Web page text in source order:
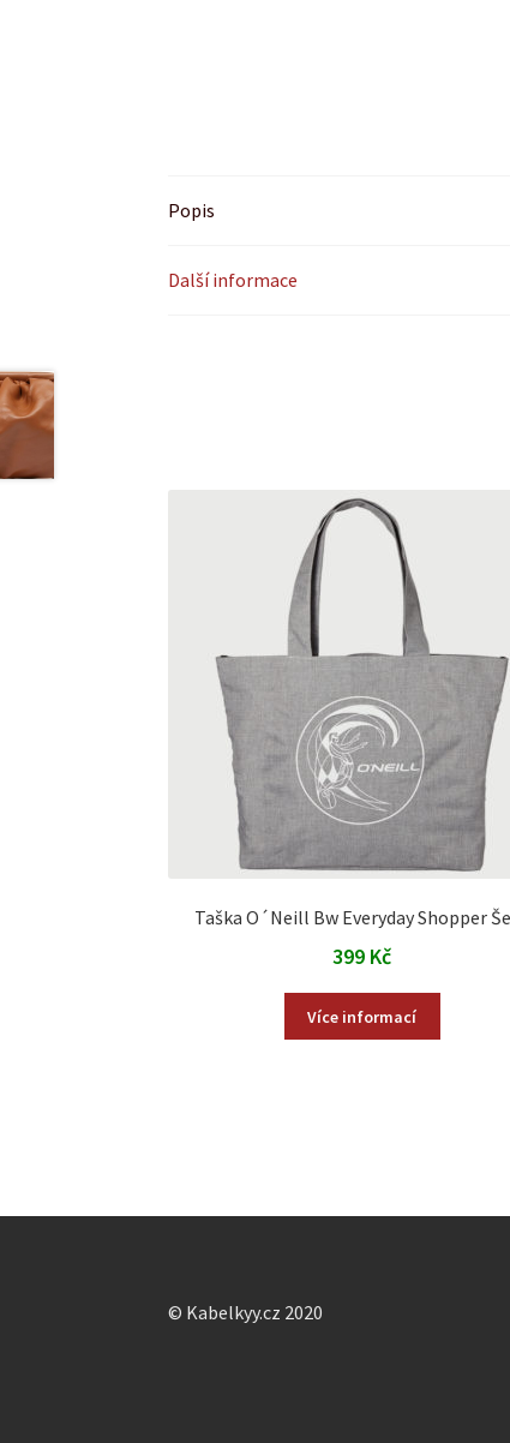
Popis
Další informace
Taška O´Neill Bw Everyday Shopper
399 Kč
Více informací
© Kabelkyy.cz 2020